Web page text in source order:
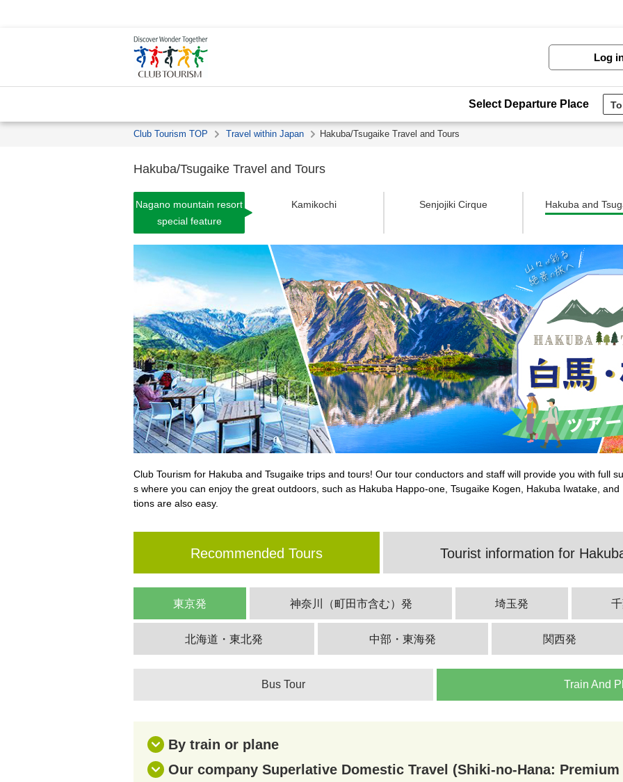
Log
Select Departure Place
Club Tourism TOP Travel within Japan Hakuba/Tsugaike Travel and Tours
Hakuba/Tsugaike Travel and Tours
Nagano mountain resort
special feature
Kamikochi Senjojiki Cirque Hakuba and
Club Tourism for Hakuba and Tsugaike trips and tours! Our tour conductors and staff will provide you with full
s where you can enjoy the great outdoors, such as Hakuba Happo-one, Tsugaike Kogen, Hakuba Iwatake,
tions are also easy.
Recommended Tours Tourist information for
東京発 神奈川（町田市含む）発 埼玉発
北海道・東北発 中部・東海発 関西発
Bus Tour Train And
By train or plane
Our company Superlative Domestic Travel (Shiki-no-Hana: